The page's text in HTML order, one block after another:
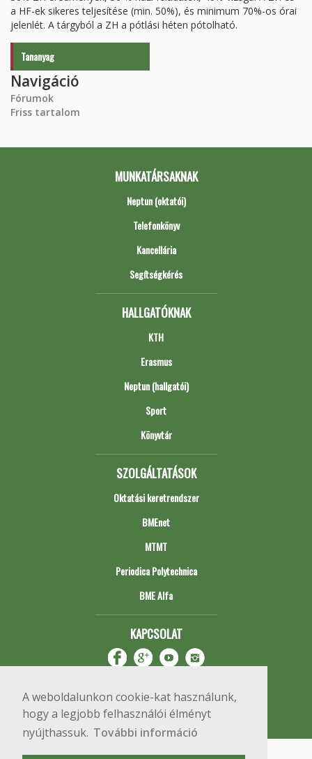
A weboldalunkon cookie-kat használunk,
hogy a legjobb felhasználói élményt
nyújthassuk. További információ
a HF-ek sikeres teljesítése (min. 50%), és minimum 70%-os órai
jelenlét. A tárgyból a ZH a pótlási héten pótolható.
Tananyag
Navigáció
Fórumok
Friss tartalom
MUNKATÁRSAKNAK
Neptun (oktatói)
Telefonkönyv
Kancellária
Segítségkérés
HALLGATÓKNAK
KTH
Erasmus
Neptun (hallgatói)
Sport
Könyvtár
SZOLGÁLTATÁSOK
Oktatási keretrendszer
BMEnet
MTMT
Periodica Polytechnica
BME Alfa
KAPCSOLAT